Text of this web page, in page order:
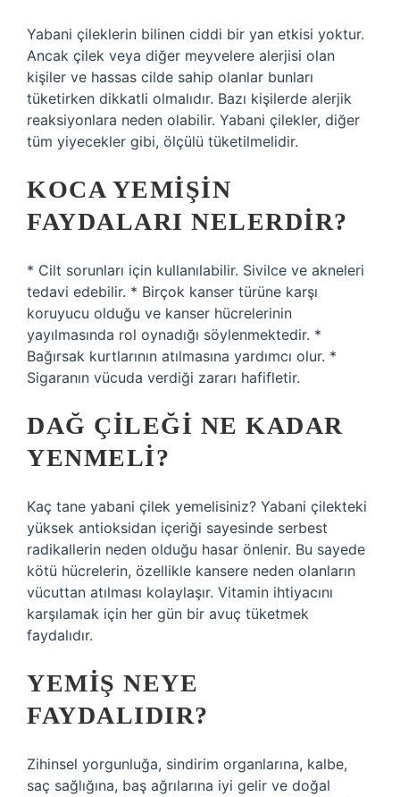
Yabani çileklerin bilinen ciddi bir yan etkisi yoktur.
Ancak çilek veya diğer meyvelere alerjisi olan
kişiler ve hassas cilde sahip olanlar bunları
tüketirken dikkatli olmalıdır. Bazı kişilerde alerjik
reaksiyonlara neden olabilir. Yabani çilekler, diğer
tüm yiyecekler gibi, ölçülü tüketilmelidir.
KOCA YEMIŞIN
FAYDALARI NELERDIR?
* Cilt sorunları için kullanılabilir. Sivilce ve akneleri
tedavi edebilir. * Birçok kanser türüne karşı
koruyucu olduğu ve kanser hücrelerinin
yayılmasında rol oynadığı söylenmektedir. *
Bağırsak kurtlarının atılmasına yardımcı olur. *
Sigaranın vücuda verdiği zararı hafifletir.
DAĞ ÇILEĞI NE KADAR
YENMELI?
Kaç tane yabani çilek yemelisiniz? Yabani çilekteki
yüksek antioksidan içeriği sayesinde serbest
radikallerin neden olduğu hasar önlenir. Bu sayede
kötü hücrelerin, özellikle kansere neden olanların
vücuttan atılması kolaylaşır. Vitamin ihtiyacını
karşılamak için her gün bir avuç tüketmek
faydalıdır.
YEMIŞ NEYE
FAYDALIDIR?
Zihinsel yorgunluğa, sindirim organlarına, kalbe,
saç sağlığına, baş ağrılarına iyi gelir ve doğal